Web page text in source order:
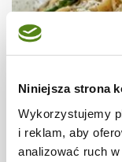
Niniejsza strona
Wykorzystujemy
i reklam, aby
analizować ruch
MAKARON
Spaghetti ze
sosie